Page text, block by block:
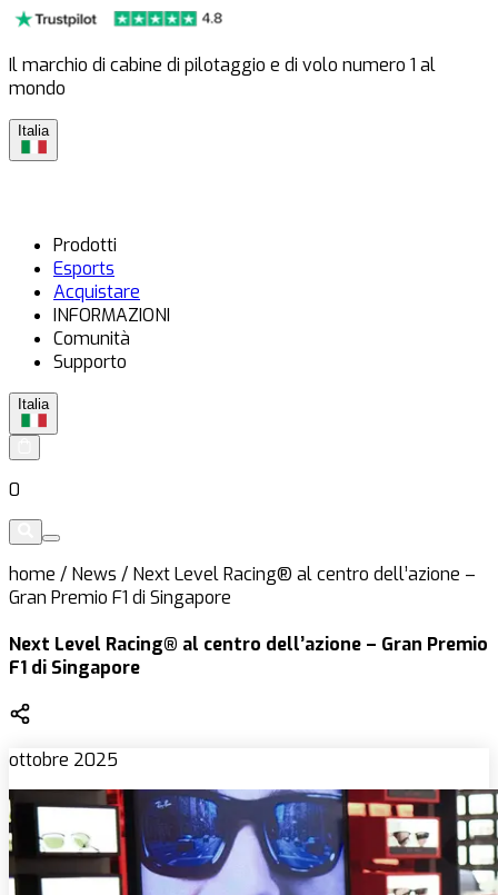
Il marchio di cabine di pilotaggio e di volo numero 1 al
mondo
Italia
Prodotti
Esports
Acquistare
INFORMAZIONI
Comunità
Supporto
Italia
0
home / News / Next Level Racing® al centro dell’azione –
Gran Premio F1 di Singapore
Next Level Racing® al centro dell’azione – Gran Premio
F1 di Singapore
ottobre 2025